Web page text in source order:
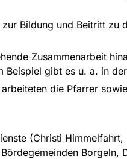
zur Bildung und Beitritt zu
Zusammenarbeit
Beispiel gibt es u. a. in
arbeiteten die Pfarrer
(Christi
Borgeln,